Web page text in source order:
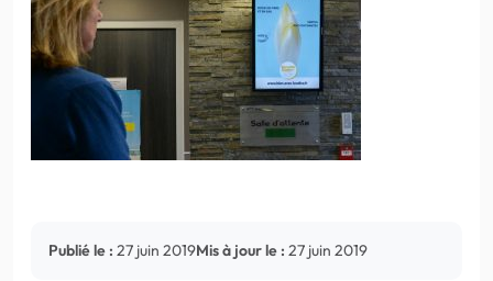
Publié le : 27 juin 2019Mis à jour le : 27 juin 2019